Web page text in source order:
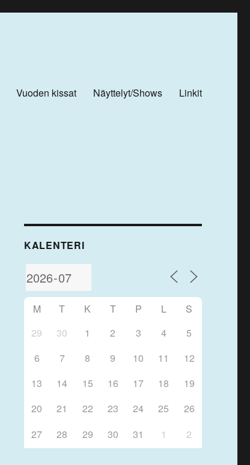
Vuoden kissat Näyttelyt/Shows Linkit
KALENTERI
M T K T P L
S
29
30 1 2 3 4
5
6
7 8 9 10 11
12
13
14 15 16 17 18
19
20
21 22 23 24 25
26
27
28 29 30 31 1 2